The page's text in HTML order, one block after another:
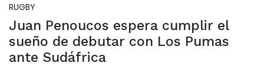
RUGBY
Juan Penoucos espera cumplir el
sueño de debutar con Los Pumas
ante Sudáfrica